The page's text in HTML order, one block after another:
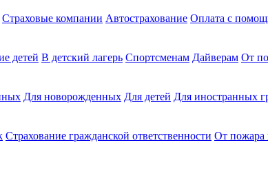
Страховые компании Автострахование Оплата с
детей В детский лагерь Спортсменам Дайверам От
Для новорожденных Для детей Для иностранных
Страхование гражданской ответственности От пожара